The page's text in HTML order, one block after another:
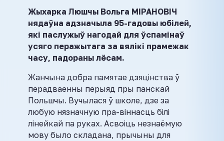
Жыхарка Люшчы Вольга МІРАНОВІЧ
нядаўна адзначыла 95-гадовы юбілей,
які паслужыў нагодай для ўспамінаў
усяго перажытага за вялікі прамежак
часу, падораны лёсам.
Жанчына добра памятае дзяцінства ў
перадваенны перыяд пры панскай
Польшчы. Вучылася ў школе, дзе за
любую нязначную пра-віннасць білі
лінейкай па руках. Асвоіць незнаёмую
мову было складана, прычыны для